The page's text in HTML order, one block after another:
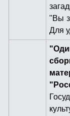
"Вы
Для